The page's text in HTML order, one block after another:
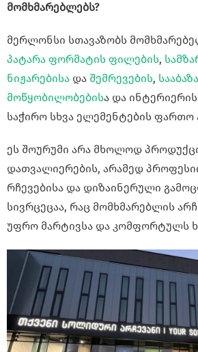
მომხმარებლებს?
მერლონსი სთავაზობს
პატარა ფორმატის ფილების,
ნიჟარებისა და შემრევების,
მოწყობილობებისა და
საჭირო სხვა ელემენტების ფართო
ეს შოურუმი არა მხოლოდ
დათვალიერების, არამედ
რჩევებისა და დიზაინერული
სივრცეცაა, რაც მომხმარებლის
უფრო მარტივსა და კომფორტულს